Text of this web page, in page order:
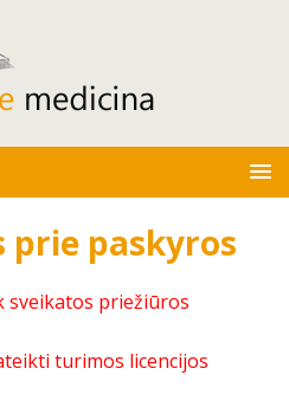
prie paskyros
sveikatos priežiūros
turimos licencijos